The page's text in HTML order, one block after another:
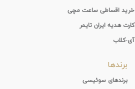
خرید اقساطی ساعت مچی
کارت هدیه ایران تایمر
آی-کلاب
برندها
برندهای سوئیسی